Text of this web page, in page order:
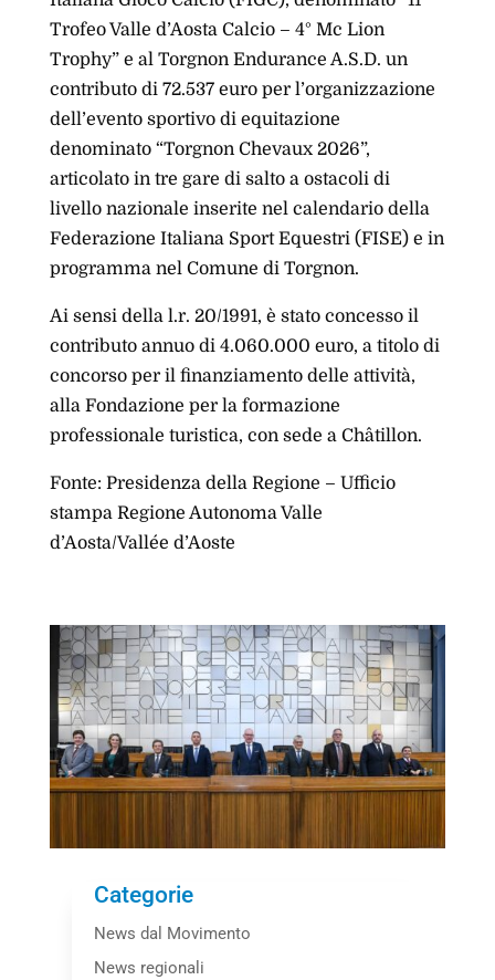
Trofeo Valle d’Aosta Calcio – 4° Mc Lion
Trophy” e al Torgnon Endurance A.S.D. un
contributo di 72.537 euro per l’organizzazione
dell’evento sportivo di equitazione
denominato “Torgnon Chevaux 2026”,
articolato in tre gare di salto a ostacoli di
livello nazionale inserite nel calendario della
Federazione Italiana Sport Equestri (FISE) e in
programma nel Comune di Torgnon.
Ai sensi della l.r. 20/1991, è stato concesso il
contributo annuo di 4.060.000 euro, a titolo di
concorso per il finanziamento delle attività,
alla Fondazione per la formazione
professionale turistica, con sede a Châtillon.
Fonte: Presidenza della Regione – Ufficio
stampa Regione Autonoma Valle
d’Aosta/Vallée d’Aoste
Categorie
News dal Movimento
News regionali